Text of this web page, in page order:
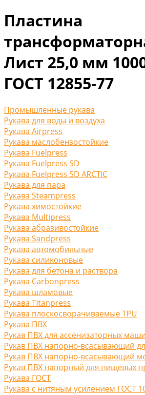
Пластина
Лист 25,0 мм
ГОСТ 12855-77
Промышленные рукава
Рукава для воды и воздуха
Рукава Airpress
Рукава маслобензостойкие
Рукава Fuelpress
Рукава Fuelpress SD
Рукава Fuelpress SD ARCTIC
Рукава для пара
Рукава Steampress
Рукава химостойкие
Рукава Multipress
Рукава абразивостойкие
Рукава Sandpress
Рукава автомобильные
Рукава силиконовые
Рукава для бетона и раствора
Рукава Carbonpress
Рукава шламовые
Рукава Titanpress
Рукава плоскосворачиваемые TPU
Рукава ПВХ
Рукав ПВХ для ассенизаторных
Рукав ПВХ напорно-всасывающий
Рукав ПВХ напорно-всасывающий
Рукав ПВХ напорный для пищевых
Рукава ГОСТ
Рукава с нитяным усилением ГОСТ